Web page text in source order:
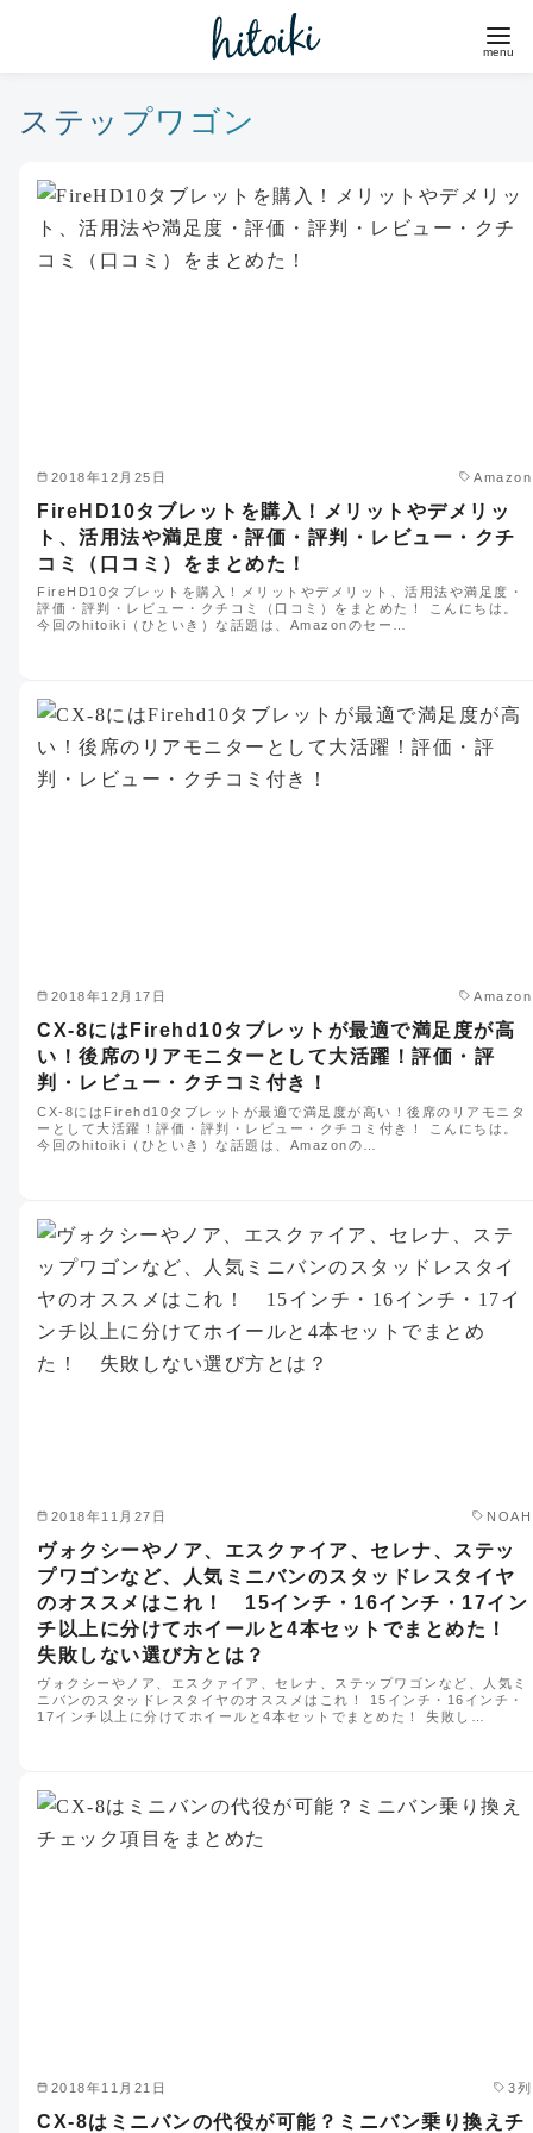
ステップワゴン
2018年12月25日 Amazon
FireHD10タブレットを購入！メリットやデメリッ
ト、活用法や満足度・評価・評判・レビュー・クチ
コミ（口コミ）をまとめた！
FireHD10タブレットを購入！メリットやデメリット、活用法や満足度・
評価・評判・レビュー・クチコミ（口コミ）をまとめた！ こんにちは。
今回のhitoiki（ひといき）な話題は、Amazonのセー…
2018年12月17日 Amazon
CX-8にはFirehd10タブレットが最適で満足度が高
い！後席のリアモニターとして大活躍！評価・評
判・レビュー・クチコミ付き！
CX-8にはFirehd10タブレットが最適で満足度が高い！後席のリアモニタ
ーとして大活躍！評価・評判・レビュー・クチコミ付き！ こんにちは。
今回のhitoiki（ひといき）な話題は、Amazonの…
2018年11月27日 NOAH
ヴォクシーやノア、エスクァイア、セレナ、ステッ
プワゴンなど、人気ミニバンのスタッドレスタイヤ
のオススメはこれ！ 15インチ・16インチ・17イン
チ以上に分けてホイールと4本セットでまとめた！
失敗しない選び方とは？
ヴォクシーやノア、エスクァイア、セレナ、ステップワゴンなど、人気ミ
ニバンのスタッドレスタイヤのオススメはこれ！ 15インチ・16インチ・
17インチ以上に分けてホイールと4本セットでまとめた！ 失敗し…
2018年11月21日 3列
CX-8はミニバンの代役が可能？ミニバン乗り換えチ